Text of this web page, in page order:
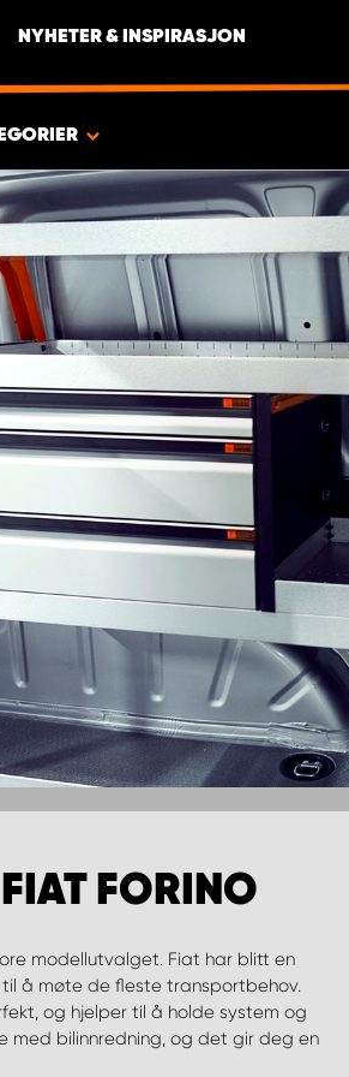
NYHETER & INSPIRASJON
FORINO
modellutvalget. Fiat har blitt en
å møte de fleste transportbehov.
og hjelper til å holde system og
med bilinnredning, og det gir deg en